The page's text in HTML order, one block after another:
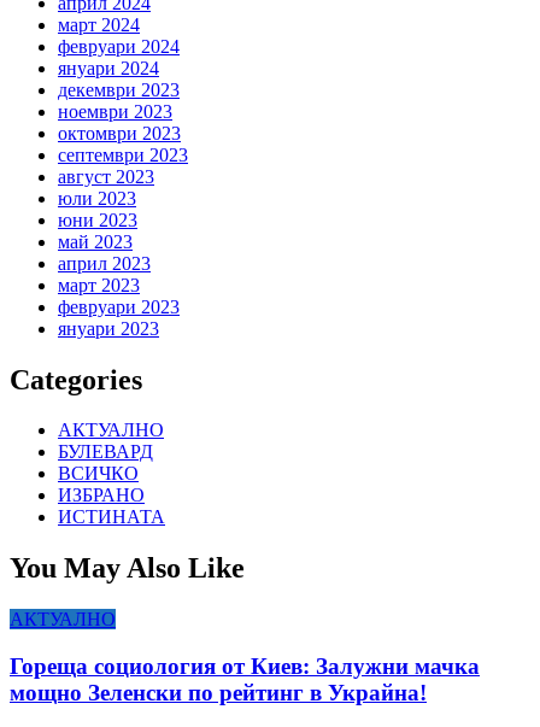
март 2024
февруари 2024
януари 2024
декември 2023
ноември 2023
октомври 2023
септември 2023
август 2023
юли 2023
юни 2023
май 2023
април 2023
март 2023
февруари 2023
януари 2023
Categories
АКТУАЛНО
БУЛЕВАРД
ВСИЧКО
ИЗБРАНО
ИСТИНАТА
You May Also Like
АКТУАЛНО
Гореща социология от Киев: Залужни мачка
мощно Зеленски по рейтинг в Украйна!